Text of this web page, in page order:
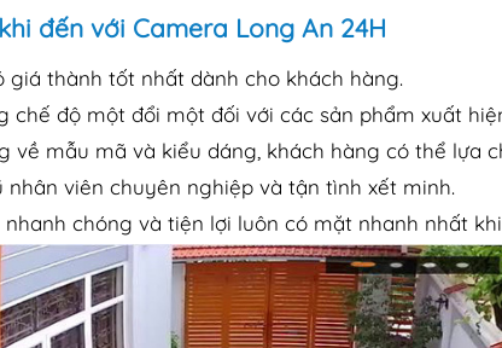
đến với Camera Long An 24H
giá thành tốt nhất dành cho khách hàng.
chế độ một đổi một đối với các sản phẩm xuất
về mẫu mã và kiểu dáng, khách hàng có thể lựa
nhân viên chuyên nghiệp và tận tình xết minh.
nhanh chóng và tiện lợi luôn có mặt nhanh nhất